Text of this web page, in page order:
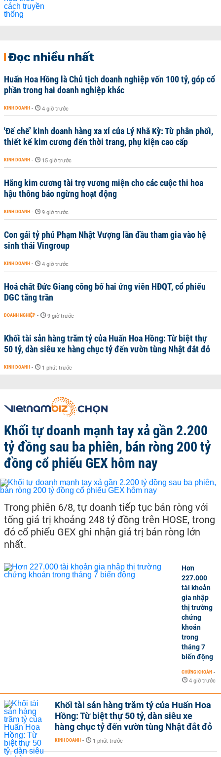
Đọc nhiều nhất
Huấn Hoa Hồng là Chủ tịch doanh nghiệp vốn 100 tỷ, góp cổ
phần trong hai doanh nghiệp khác
KINH DOANH - 4 giờ trước
'Đế chế’ kinh doanh hàng xa xỉ của Lý Nhã Kỳ: Từ phân phối,
thiết kế kim cương đến thời trang, phụ kiện cao cấp
KINH DOANH - 15 giờ trước
Hãng kim cương tài trợ vương miện cho các cuộc thi hoa
hậu thông báo ngừng hoạt động
KINH DOANH - 9 giờ trước
Con gái tỷ phú Phạm Nhật Vượng lần đầu tham gia vào hệ
sinh thái Vingroup
KINH DOANH - 4 giờ trước
Hoá chất Đức Giang công bố hai ứng viên HĐQT, cổ phiếu
DGC tăng trần
DOANH NGHIỆP - 9 giờ trước
Khối tài sản hàng trăm tỷ của Huấn Hoa Hồng: Từ biệt thự
50 tỷ, dàn siêu xe hàng chục tỷ đến vườn tùng Nhật đắt đỏ
KINH DOANH - 1 phút trước
Khối tự doanh mạnh tay xả gần 2.200
tỷ đồng sau ba phiên, bán ròng 200 tỷ
đồng cổ phiếu GEX hôm nay
Trong phiên 6/8, tự doanh tiếp tục bán ròng với
tổng giá trị khoảng 248 tỷ đồng trên HOSE, trong
đó cổ phiếu GEX ghi nhận giá trị bán ròng lớn
nhất.
Hơn
227.000
tài khoản
gia nhập
thị trường
chứng
khoán
trong
tháng 7
biến động
CHỨNG KHOÁN -
4 giờ trước
Khối tài sản hàng trăm tỷ của Huấn Hoa
Hồng: Từ biệt thự 50 tỷ, dàn siêu xe
hàng chục tỷ đến vườn tùng Nhật đắt đỏ
KINH DOANH - 1 phút trước